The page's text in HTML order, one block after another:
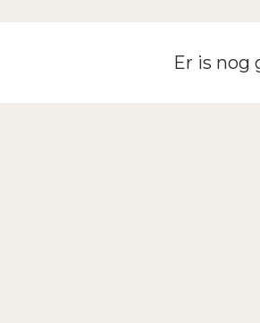
Wachtwoord vergeten?
Er is nog